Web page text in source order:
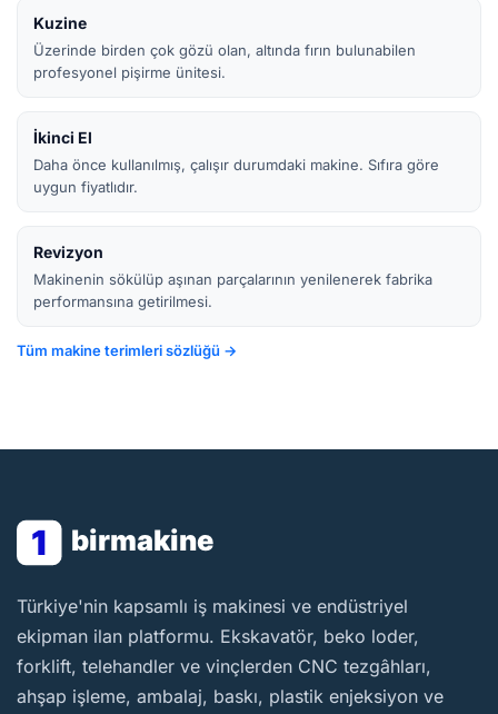
Kuzine
Üzerinde birden çok gözü olan, altında fırın bulunabilen
profesyonel pişirme ünitesi.
İkinci El
Daha önce kullanılmış, çalışır durumdaki makine. Sıfıra göre
uygun fiyatlıdır.
Revizyon
Makinenin sökülüp aşınan parçalarının yenilenerek fabrika
performansına getirilmesi.
Tüm makine terimleri sözlüğü →
1 birmakine
BirMakine
Türkiye'nin kapsamlı iş makinesi ve endüstriyel
ekipman ilan platformu. Ekskavatör, beko loder,
forklift, telehandler ve vinçlerden CNC tezgâhları,
ahşap işleme, ambalaj, baskı, plastik enjeksiyon ve